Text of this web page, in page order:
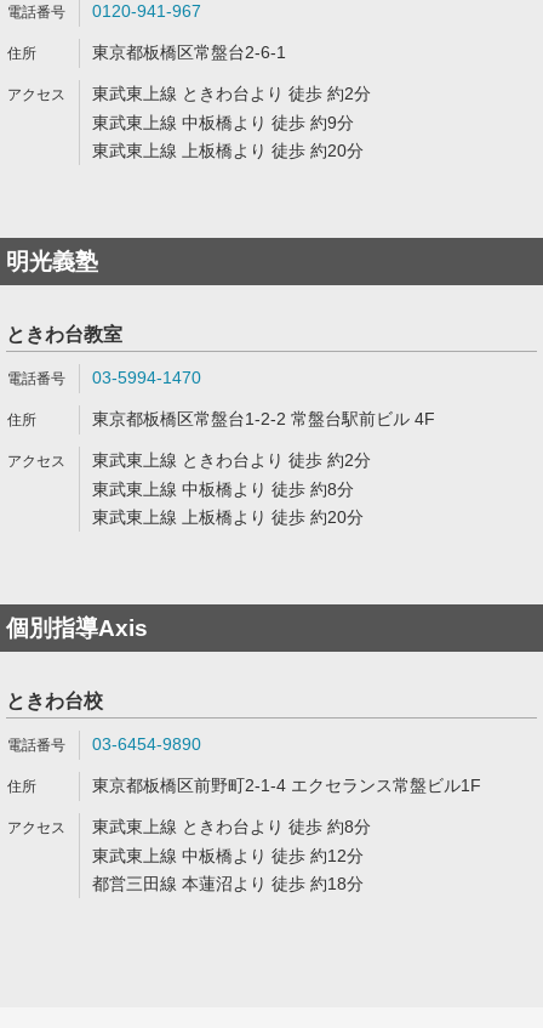
0120-941-967
東京都板橋区常盤台2-6-1
東武東上線 ときわ台より 徒歩 約2分
東武東上線 中板橋より 徒歩 約9分
東武東上線 上板橋より 徒歩 約20分
明光義塾
ときわ台教室
03-5994-1470
東京都板橋区常盤台1-2-2 常盤台駅前ビル 4F
東武東上線 ときわ台より 徒歩 約2分
東武東上線 中板橋より 徒歩 約8分
東武東上線 上板橋より 徒歩 約20分
個別指導Axis
ときわ台校
03-6454-9890
東京都板橋区前野町2-1-4 エクセランス常盤ビル1F
東武東上線 ときわ台より 徒歩 約8分
東武東上線 中板橋より 徒歩 約12分
都営三田線 本蓮沼より 徒歩 約18分